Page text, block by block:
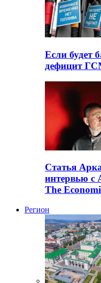
Если будет
дефицит
Статья
интервью с
The
Регион